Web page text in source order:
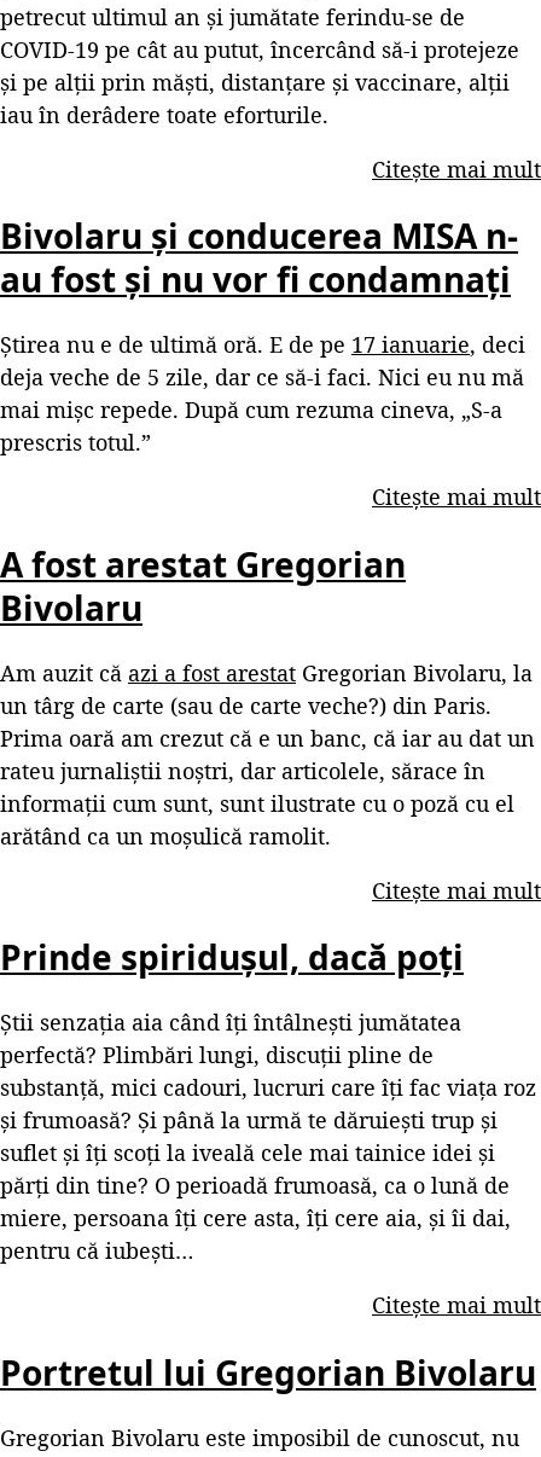
petrecut ultimul an și jumătate ferindu-se de
COVID-19 pe cât au putut, încercând să-i protejeze
și pe alții prin măști, distanțare și vaccinare, alții
iau în derâdere toate eforturile.
Citește mai mult
Bivolaru și conducerea MISA n-
au fost și nu vor fi condamnați
Știrea nu e de ultimă oră. E de pe 17 ianuarie, deci
deja veche de 5 zile, dar ce să-i faci. Nici eu nu mă
mai mișc repede. După cum rezuma cineva, „S-a
prescris totul.”
Citește mai mult
A fost arestat Gregorian
Bivolaru
Am auzit că azi a fost arestat Gregorian Bivolaru, la
un târg de carte (sau de carte veche?) din Paris.
Prima oară am crezut că e un banc, că iar au dat un
rateu jurnaliștii noștri, dar articolele, sărace în
informații cum sunt, sunt ilustrate cu o poză cu el
arătând ca un moșulică ramolit.
Citește mai mult
Prinde spiridușul, dacă poți
Știi senzația aia când îți întâlnești jumătatea
perfectă? Plimbări lungi, discuții pline de
substanță, mici cadouri, lucruri care îți fac viața roz
și frumoasă? Și până la urmă te dăruiești trup și
suflet și îți scoți la iveală cele mai tainice idei și
părți din tine? O perioadă frumoasă, ca o lună de
miere, persoana îți cere asta, îți cere aia, și îi dai,
pentru că iubești…
Citește mai mult
Portretul lui Gregorian Bivolaru
Gregorian Bivolaru este imposibil de cunoscut, nu